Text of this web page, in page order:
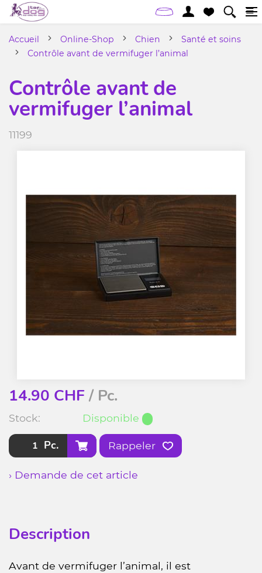
Accueil Online-Shop Chien
Santé et soins
Contrôle avant de vermifuger l’animal
Contrôle avant de
vermifuger l’animal
11199
14.90 CHF/ Pc.
Stock: Disponible
Pc. Rappeler
› Demande de cet article
Description
Avant de vermifuger l’animal, il est